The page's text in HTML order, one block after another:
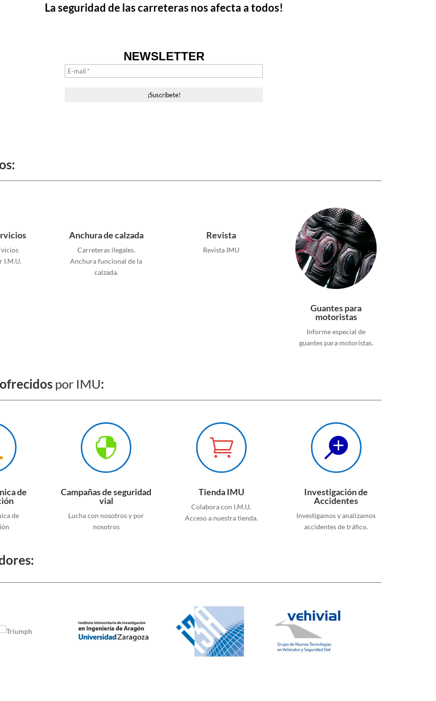
La seguridad de las carreteras nos afecta a todos!
NEWSLETTER
I.M.U.
Anchura de calzada
Carreteras ilegales.
Anchura funcional de la
calzada.
Revista
Revista IMU
Guantes para
motoristas
Informe especial de
guantes para motoristas.
por IMU:
de
de

Campañas de seguridad
vial
Lucha con nosotros y por
nosotros

Tienda IMU
Colabora con I.M.U.
Acceso a nuestra tienda.

Investigación de
Accidentes
Investigamos y analizamos
accidentes de tráfico.